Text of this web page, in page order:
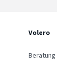
Volero
Beratung